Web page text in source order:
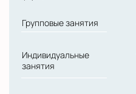
Групповые занятия
Индивидуальные
занятия